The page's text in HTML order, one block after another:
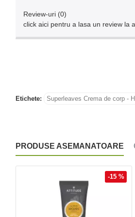
Review-uri (0)
click aici pentru a lasa un review la
Etichete: Superleaves Crema de corp -
PRODUSE ASEMANATOARE
-15 %